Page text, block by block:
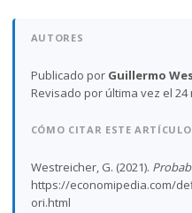
AUTORES
Publicado por Guillermo
Revisado por última vez el 24
CÓMO CITAR ESTE ARTÍCULO
Westreicher, G. (2021).
https://economipedia.com/
ori.html